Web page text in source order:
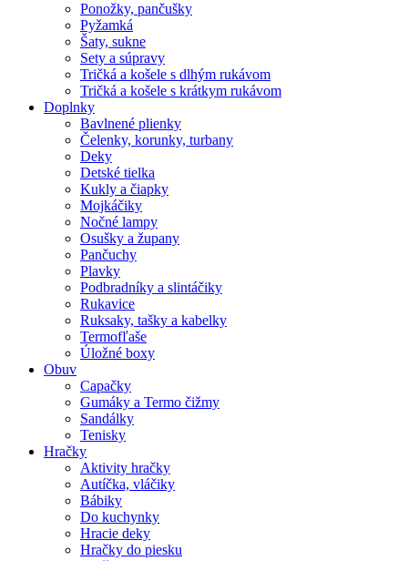
Ponožky, pančušky
Pyžamká
Šaty, sukne
Sety a súpravy
Tričká a košele s dlhým rukávom
Tričká a košele s krátkym rukávom
Doplnky
Bavlnené plienky
Čelenky, korunky, turbany
Deky
Detské tielka
Kukly a čiapky
Mojkáčiky
Nočné lampy
Osušky a župany
Pančuchy
Plavky
Podbradníky a slintáčiky
Rukavice
Ruksaky, tašky a kabelky
Termofľaše
Úložné boxy
Obuv
Capačky
Gumáky a Termo čižmy
Sandálky
Tenisky
Hračky
Aktivity hračky
Autíčka, vláčiky
Bábiky
Do kuchynky
Hracie deky
Hračky do piesku